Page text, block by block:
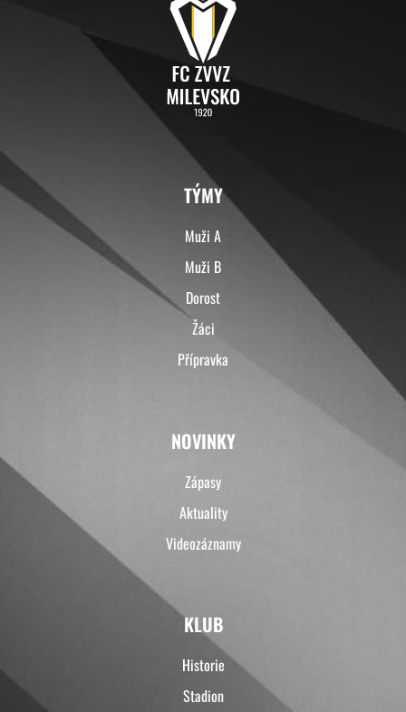
TÝMY
Muži A
Muži B
Dorost
Žáci
Přípravka
NOVINKY
Zápasy
Aktuality
Videozáznamy
KLUB
Historie
Stadion